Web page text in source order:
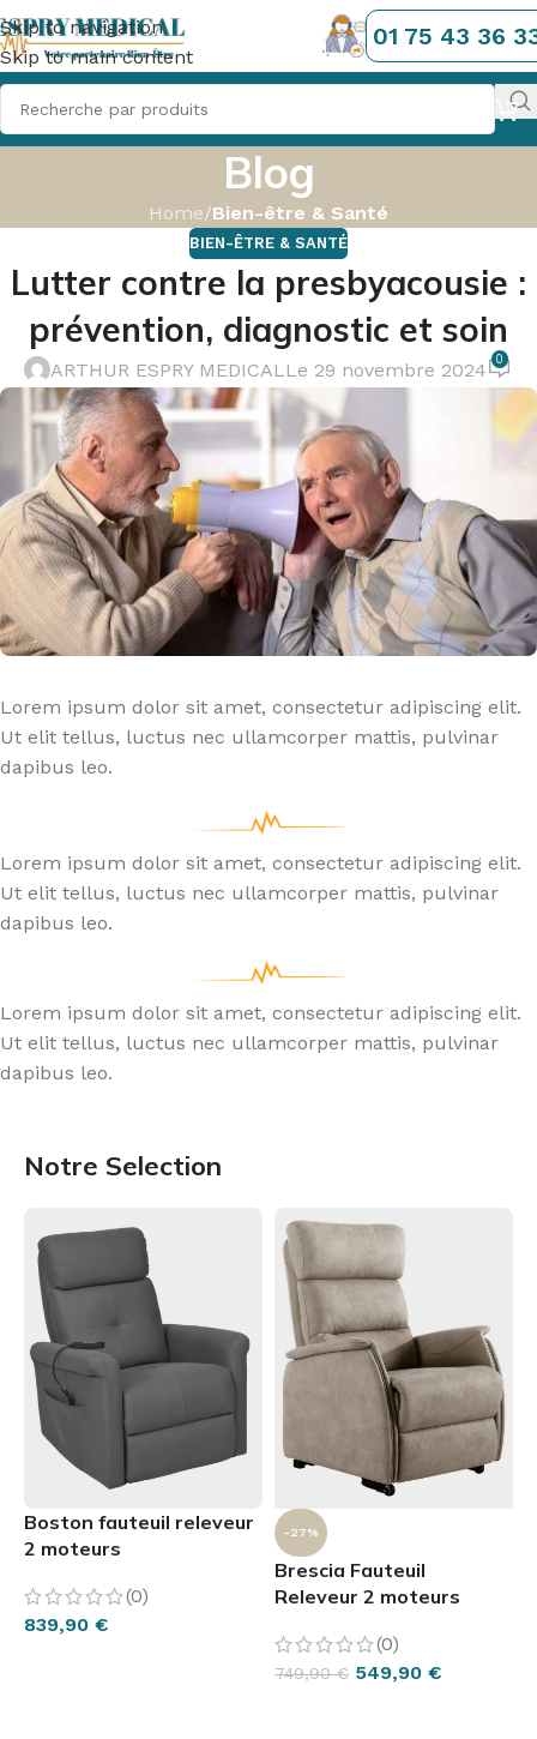
Skip to navigation
Skip to main content
01 75 43 36
Blog
Home/Bien-être & Santé
BIEN-ÊTRE & SANTÉ
Lutter contre la presbyacousie :
prévention, diagnostic et soin
ARTHUR ESPRY MEDICAL Le 29 novembre 2024 0
Lorem ipsum dolor sit amet, consectetur adipiscing elit.
Ut elit tellus, luctus nec ullamcorper mattis, pulvinar
dapibus leo.
Lorem ipsum dolor sit amet, consectetur adipiscing elit.
Ut elit tellus, luctus nec ullamcorper mattis, pulvinar
dapibus leo.
Lorem ipsum dolor sit amet, consectetur adipiscing elit.
Ut elit tellus, luctus nec ullamcorper mattis, pulvinar
dapibus leo.
Notre Selection
Boston fauteuil releveur
2 moteurs
(0)
839,90 €
-27%
Brescia Fauteuil
Releveur 2 moteurs
(0)
749,90€ 549,90 €